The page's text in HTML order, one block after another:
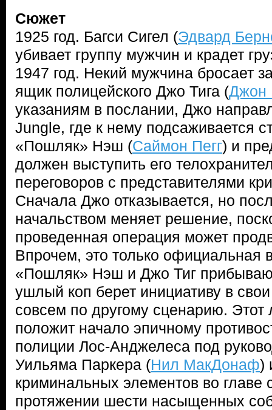
Сюжет
1925 год. Багси Сигел (Эдвард
убивает группу мужчин и крадет
1947 год. Некий мужчина бросает
ящик полицейского Джо Тига (Джон
указаниям в послании, Джо
Jungle, где к нему подсаживается
«Пошляк» Нэш (Саймон Пегг) и
должен выступить его
переговоров с представителями
Сначала Джо отказывается, но
начальством меняет решение,
проведенная операция может
Впрочем, это только официальная
«Пошляк» Нэш и Джо Тиг
ушлый коп берет инициативу в
совсем по другому сценарию.
положит начало эпичному
полиции Лос-Анджелеса под
Уильяма Паркера (Нил МакДонаф)
криминальных элементов во главе
протяжении шести насыщенных